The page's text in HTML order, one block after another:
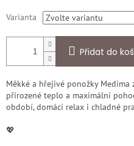
Varianta
Přidat do
Měkké a hřejivé ponožky
přirozené teplo a maximální
období, domácí relax i chladné
💖